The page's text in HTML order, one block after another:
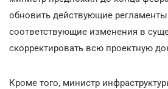
обновить действующие
соответствующие изменения в
скорректировать всю проектную
Кроме того, министр